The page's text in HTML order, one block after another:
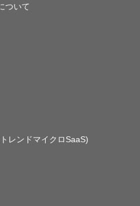
ついて
レンドマイクロSaaS)